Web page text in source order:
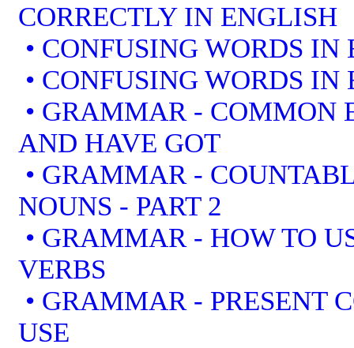
CORRECTLY IN ENGLISH
• CONFUSING WORDS
• CONFUSING WORDS
• GRAMMAR - COMMON
AND HAVE GOT
• GRAMMAR -
NOUNS - PART 2
• GRAMMAR - HOW TO
VERBS
• GRAMMAR - PRESENT
USE